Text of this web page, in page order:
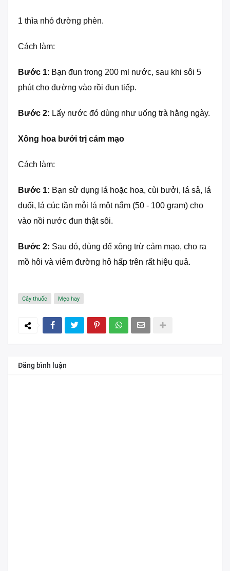
1 thìa nhỏ đường phèn.
Cách làm:
Bước 1: Bạn đun trong 200 ml nước, sau khi sôi 5
phút cho đường vào rồi đun tiếp.
Bước 2: Lấy nước đó dùng như uống trà hằng ngày.
Xông hoa bưởi trị cảm mạo
Cách làm:
Bước 1: Bạn sử dụng lá hoặc hoa, cùi bưởi, lá sả, lá
duối, lá cúc tần mỗi lá một nắm (50 - 100 gram) cho
vào nồi nước đun thật sôi.
Bước 2: Sau đó, dùng để xông trừ cảm mạo, cho ra
mồ hôi và viêm đường hô hấp trên rất hiệu quả.
Cây thuốc Mẹo hay
Đăng bình luận